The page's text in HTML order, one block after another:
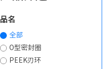
品名
全部
O型密封圈
PEEK刃环